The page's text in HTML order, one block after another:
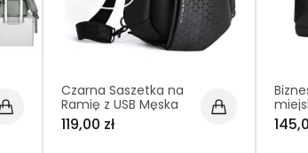
Czarna Saszetka na
Ramię z USB Męska
Damska (I222)
119,00 zł
15,6